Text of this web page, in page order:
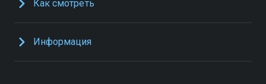
Как смотреть
Информация